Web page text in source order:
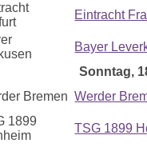
Eintracht
Bayer
Sonntag,
Werder
TSG 1899